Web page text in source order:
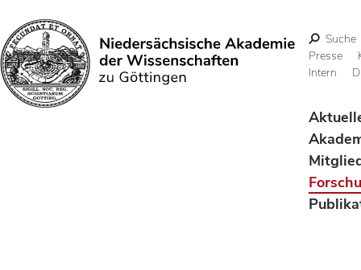
Suchen
Suche
Presse
Intern